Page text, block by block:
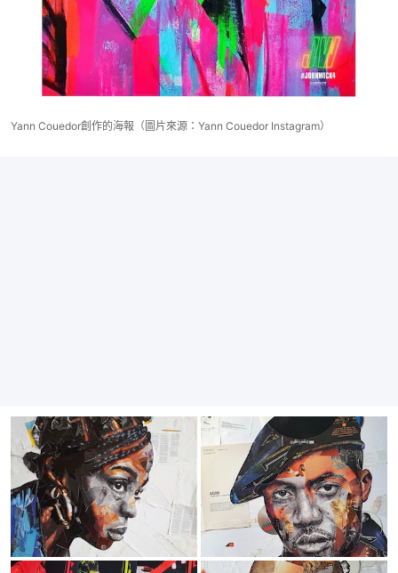
Yann Couedor創作的海報（圖片來源：Yann Couedor Instagram）